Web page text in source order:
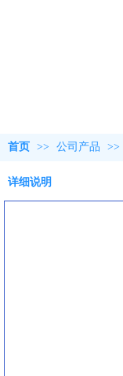
首页 >> 公司产品 >>
详细说明